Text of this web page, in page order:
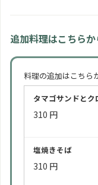
ビールは通常
1,590 円
ビール飲み放題 3
ビールは通
にてご用意しま
2,190 円
追加料理はこちらか
料理の追加はこちら
タマゴサンドと
310 円
塩焼きそば
310 円